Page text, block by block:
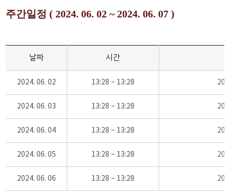
주간일정 ( 2024. 06. 02 ~ 2024. 06. 07 )
날짜 시간
2024. 06. 02 13:28 ~ 13:28
2024. 06. 03 13:28 ~ 13:28
2024. 06. 04 13:28 ~ 13:28
2024. 06. 05 13:28 ~ 13:28
2024. 06. 06 13:28 ~ 13:28